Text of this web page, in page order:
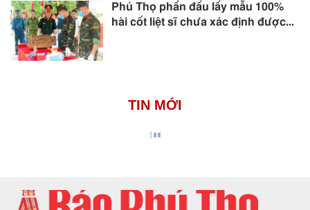
Phú Thọ phấn đấu lấy mẫu 100%
hài cốt liệt sĩ chưa xác định được...
TIN MỚI